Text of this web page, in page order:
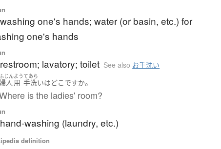
washing one's hands; water (or basin, etc.) for
one's hands
restroom; lavatory; toilet See also お手洗い
じん
人
よう
用
てあら
手洗いはどこですか。
is the ladies' room?
hand-washing (laundry, etc.)
definition